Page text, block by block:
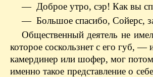
— Доброе утро, сэр! Как вы
— Большое спасибо, Сойерс,
Общественный деятель не
которое соскользнет с его губ,
камердинер или шофер, мог потом
именно такое представление о